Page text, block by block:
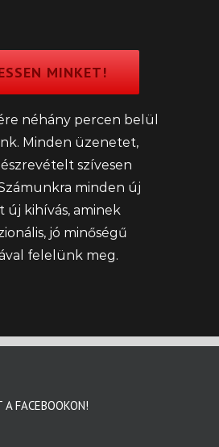
MINKET!
néhány percen belül
Minden üzenetet,
szívesen
minden új
új kihívás, aminek
jó minőségű
felelünk meg.
A FACEBOOKON!